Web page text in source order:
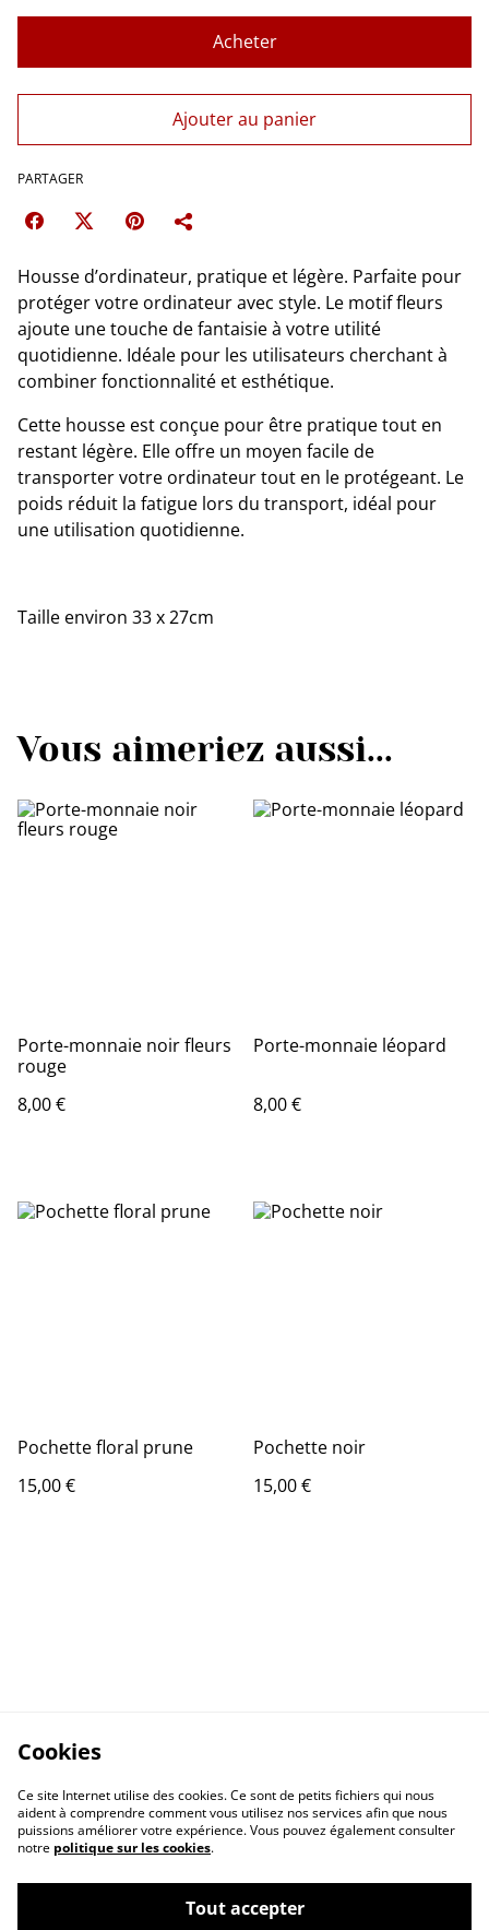
Acheter
Ajouter au panier
PARTAGER
Housse d’ordinateur, pratique et légère. Parfaite pour
protéger votre ordinateur avec style. Le motif fleurs
ajoute une touche de fantaisie à votre utilité
quotidienne. Idéale pour les utilisateurs cherchant à
combiner fonctionnalité et esthétique.
Cette housse est conçue pour être pratique tout en
restant légère. Elle offre un moyen facile de
transporter votre ordinateur tout en le protégeant. Le
poids réduit la fatigue lors du transport, idéal pour
une utilisation quotidienne.
Taille environ 33 x 27cm
Vous aimeriez aussi...
Porte-monnaie noir fleurs
rouge
8,00 €
Porte-monnaie léopard
8,00 €
Pochette floral prune
15,00 €
Pochette noir
15,00 €
Cookies
Ce site Internet utilise des cookies. Ce sont de petits fichiers qui nous
aident à comprendre comment vous utilisez nos services afin que nous
puissions améliorer votre expérience. Vous pouvez également consulter
notre politique sur les cookies.
Tout accepter